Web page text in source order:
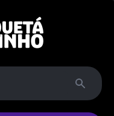
Search